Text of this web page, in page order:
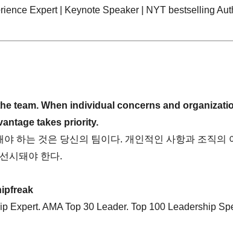
Expert | Keynote Speaker | NYT bestselling
team. When individual concerns and
takes priority.
하는 것은 당신의 팀이다. 개인적인 사항과 조직의
시돼야 한다.
Expert. AMA Top 30 Leader. Top 100 Leadership